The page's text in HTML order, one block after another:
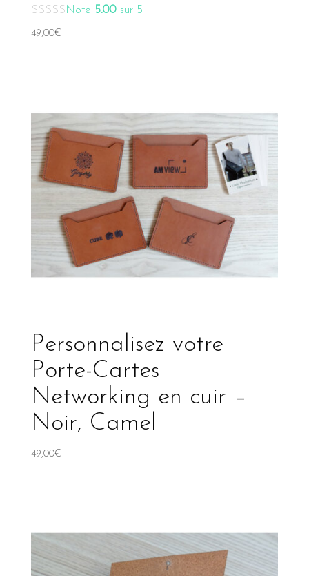
Note 5.00sur 5
49,00€
Personnalisez votre
Porte-Cartes
Networking en cuir –
Noir, Camel
49,00€